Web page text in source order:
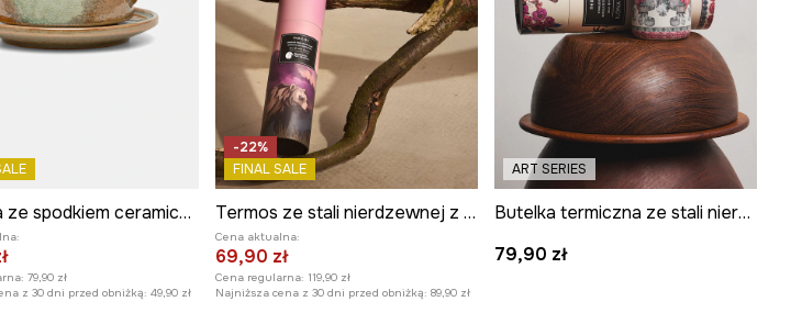
Filiżanka ze spodkiem ceramiczna
79,90 zł
z 30 dni przed obniżką: 49,90 zł
-22%
FINAL SALE
Termos ze stali nierdzewnej z kolekcji Bieszczadzki Park Narodowy x Medicine
Cena aktualna:
69,90 zł
Cena regularna: 119,90 zł
Najniższa cena z 30 dni przed obniżką: 89,90 zł
ART SERIES
Butelka termiczna ze stali nierdzewnej z kolekcji Ilona Tambor x Medicine
79,90 zł